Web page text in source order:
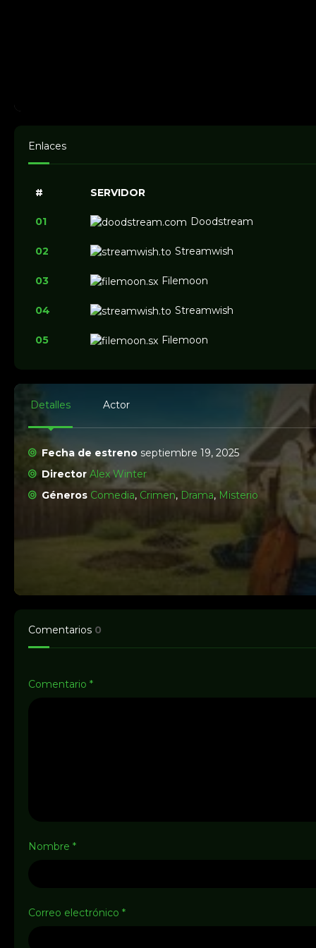
Enlaces
# SERVIDOR
01 Doodstream
02 Streamwish
03 Filemoon
04 Streamwish
05 Filemoon
Detalles Actor
Fecha de estreno septiembre 19, 2025
Director Alex Winter
Géneros Comedia, Crimen, Drama, Misterio
Comentarios 0
Comentario *
Nombre *
Correo electrónico *